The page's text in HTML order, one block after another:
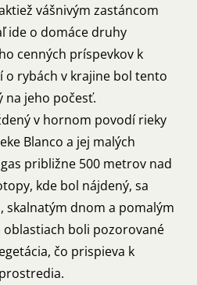
vášnivým zastáncom
ide o domáce druhy
cenných príspevkov k
rybách v krajine bol tento
na jeho počesť.
v hornom povodí rieky
Blanco a jej malých
približne 500 metrov nad
kde bol nájdený, sa
skalnatým dnom a pomalým
boli pozorované
čo prispieva k